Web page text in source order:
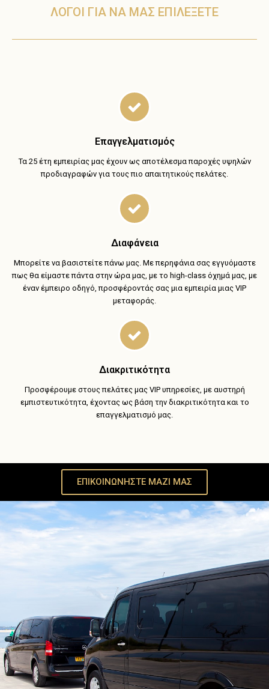
ΛΟΓΟΙ ΓΙΑ ΝΑ ΜΑΣ ΕΠΙΛΕΞΕΤΕ
Επαγγελματισμός
Τα 25 έτη εμπειρίας μας έχουν ως αποτέλεσμα παροχές υψηλών
προδιαγραφών για τους πιο απαιτητικούς πελάτες.
Διαφάνεια
Μπορείτε να βασιστείτε πάνω μας. Με περηφάνια σας εγγυόμαστε
πως θα είμαστε πάντα στην ώρα μας, με το high-class όχημά μας, με
έναν έμπειρο οδηγό, προσφέροντάς σας μια εμπειρία μιας VIP
μεταφοράς.
Διακριτικότητα
Προσφέρουμε στους πελάτες μας VIP υπηρεσίες, με αυστηρή
εμπιστευτικότητα, έχοντας ως βάση την διακριτικότητα και το
επαγγελματισμό μας.
ΕΠΙΚΟΙΝΩΝΗΣΤΕ ΜΑΖΙ ΜΑΣ